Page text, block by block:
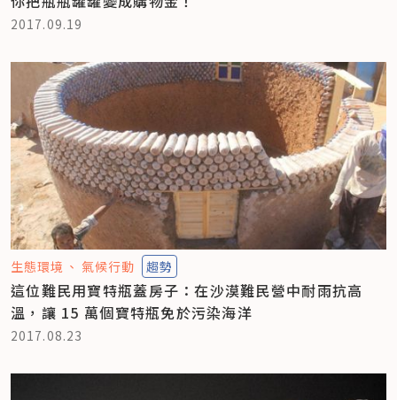
2017.09.19
生態環境 氣候行動 趨勢
這位難民用寶特瓶蓋房子：在沙漠難民營中耐雨抗高
溫，讓 15 萬個寶特瓶免於污染海洋
2017.08.23